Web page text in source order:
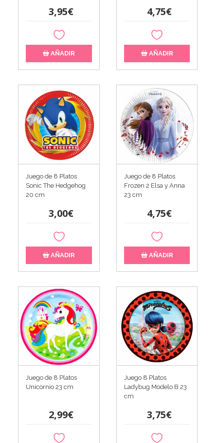
3,95€
AÑADIR
4,75€
AÑADIR
Juego de 8 Platos
Sonic The Hedgehog
20 cm
3,00€
AÑADIR
Juego de 8 Platos
Frozen 2 Elsa y Anna
23 cm
4,75€
AÑADIR
Juego de 8 Platos
Unicornio 23 cm
2,99€
Juego 8 Platos
Ladybug Modelo B 23
cm
3,75€